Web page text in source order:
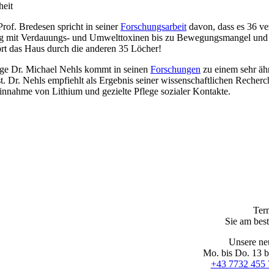
Bredesen spricht in seinerForschungsarbeit davon, dass es 36
mit Verdauungs- und Umwelttoxinen bis zu Bewegungsmangel
das Haus durch die anderen 35 Löcher!
Dr. Michael Nehls kommt in seinen Forschungen zu einem sehr
Dr. Nehls empfiehlt als Ergebnis seiner wissenschaftlichen
von Lithium und gezielte Pflege sozialer Kontakte.
Sie am
Unsere
Mo. bis Do. 13
+43 7732 455